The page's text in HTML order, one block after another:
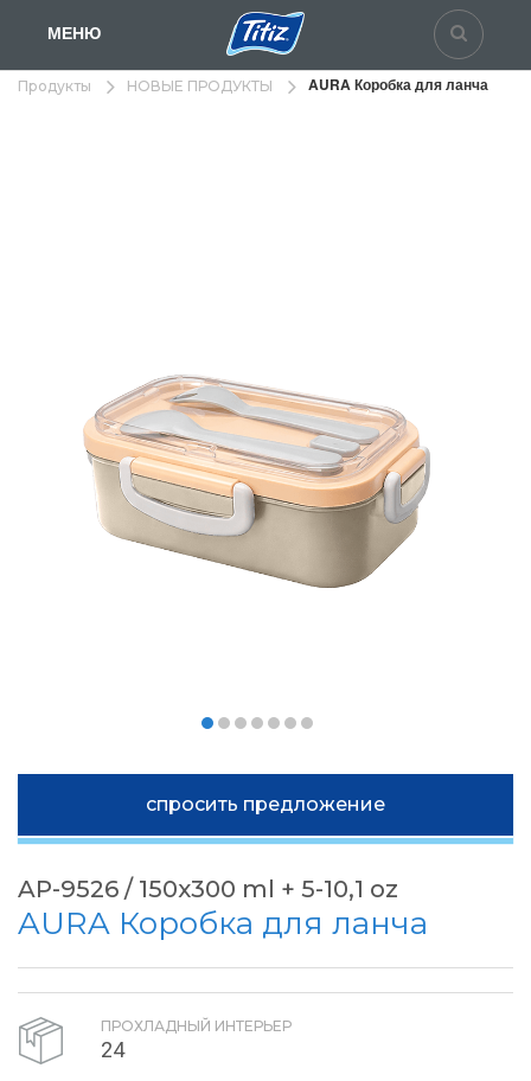
МЕНЮ
Продукты НОВЫЕ ПРОДУКТЫ AURA Коробка для ланча
спросить предложение
AP-9526 / 150x300 ml + 5-10,1 oz
AURA Коробка для ланча
ПРОХЛАДНЫЙ ИНТЕРЬЕР
24